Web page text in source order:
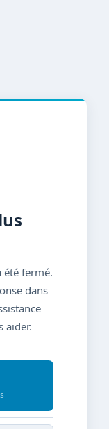
été fermé.
dans
aider.